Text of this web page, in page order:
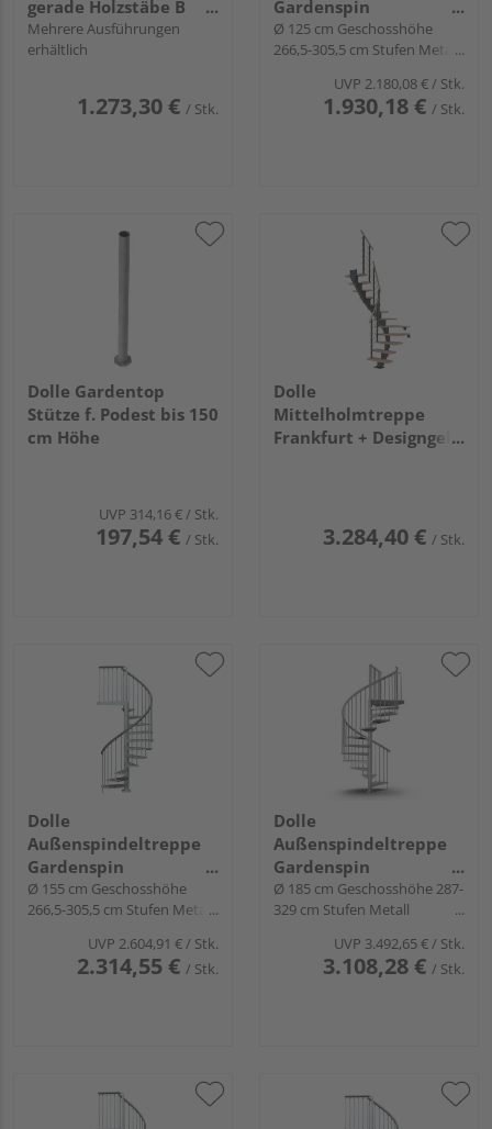
gerade Holzstäbe B
65cm GH bis 286 cm
Mehrere Ausführungen
erhältlich
1.273,30 € / Stk.
Gardenspin
links/rechtslfd.
Ø 125 cm Geschosshöhe
266,5-305,5 cm Stufen Metall
UVP 2.180,08 €/ Stk.
1.930,18 € / Stk.
Dolle Gardentop
Stütze f. Podest bis 150
cm Höhe
UVP 314,16 €/ Stk.
197,54 € / Stk.
Dolle
Mittelholmtreppe
Frankfurt + Designgel,
antrhazit3.284,40 € / Stk.
Dolle
Außenspindeltreppe
Gardenspin
links/rechtslfd.
Ø 155 cm Geschosshöhe
266,5-305,5 cm Stufen Metall
UVP 2.604,91 €/ Stk.
2.314,55 € / Stk.
Dolle
Außenspindeltreppe
Gardenspin
links/rechtslfd.
Ø 185 cm Geschosshöhe 287-
329 cm Stufen Metall
UVP 3.492,65 €/ Stk.
3.108,28 € / Stk.